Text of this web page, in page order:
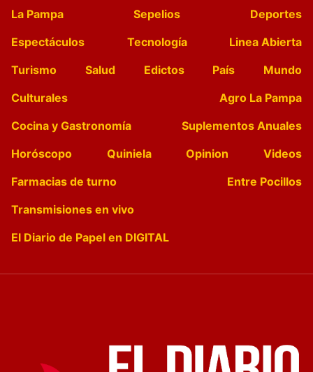
La Pampa Sepelios
Deportes
Espectáculos
Tecnología
Linea Abierta
Turismo
Salud Edictos País
Mundo
Culturales
Agro La Pampa
Cocina y Gastronomía
Suplementos Anuales
Horóscopo
Quiniela Opinion
Videos
Farmacias de turno
Entre Pocillos
Transmisiones en vivo
El Diario de Papel en DIGITAL